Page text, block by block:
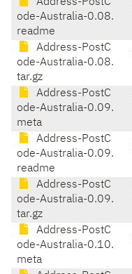
ode-Australia-0.08.
readme
Address-PostC
ode-Australia-0.08.
tar.gz
Address-PostC
ode-Australia-0.09.
meta
Address-PostC
ode-Australia-0.09.
readme
Address-PostC
ode-Australia-0.09.
tar.gz
Address-PostC
ode-Australia-0.10.
meta